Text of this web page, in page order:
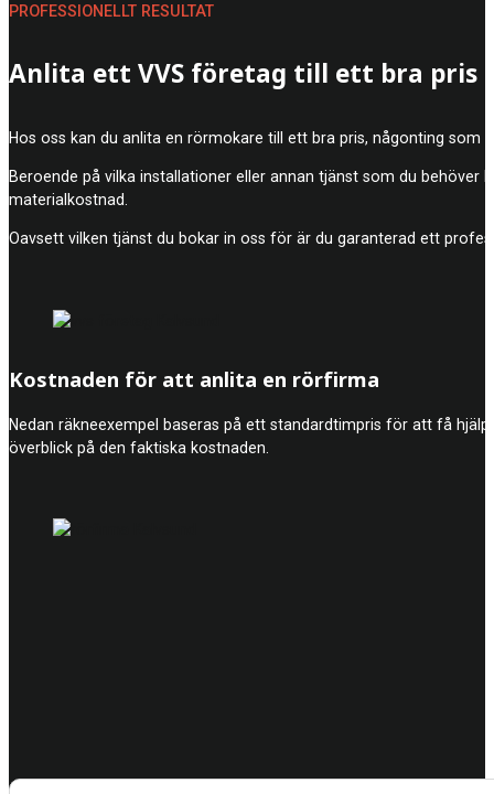
Anlita ett VVS företag till ett bra pris
Hos oss kan du anlita en rörmokare till ett bra pris, någonting
Beroende på vilka installationer eller annan tjänst som du
materialkostnad.
Oavsett vilken tjänst du bokar in oss för är du garanterad ett
PROFESSIONELLT RESULTAT
Kostnaden för att anlita en rörfirma
Nedan räkneexempel baseras på ett standardtimpris för att få
överblick på den faktiska kostnaden.